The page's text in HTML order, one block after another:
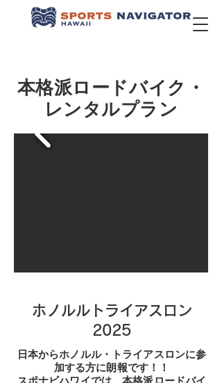
本格派ロードバイク・
レンタルプラン
ホノルルトライアスロン
2025
日本からホノルル・トライアスロンに参
加する方に朗報です！！
スポナビハワイでは、本格派ロードバイ